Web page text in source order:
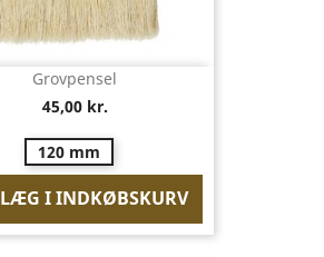
Grovpensel
45,00 kr.
120 mm
LÆG I INDKØBSKURV